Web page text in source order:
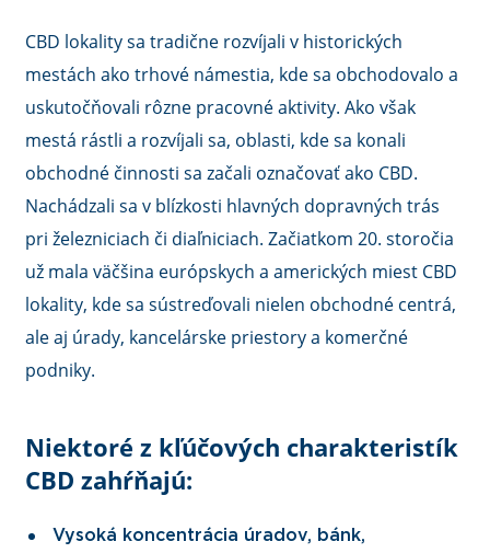
CBD lokality sa tradične rozvíjali v historických
mestách ako trhové námestia, kde sa obchodovalo a
uskutočňovali rôzne pracovné aktivity. Ako však
mestá rástli a rozvíjali sa, oblasti, kde sa konali
obchodné činnosti sa začali označovať ako CBD.
Nachádzali sa v blízkosti hlavných dopravných trás
pri železniciach či diaľniciach. Začiatkom 20. storočia
už mala väčšina európskych a amerických miest CBD
lokality, kde sa sústreďovali nielen obchodné centrá,
ale aj úrady, kancelárske priestory a komerčné
podniky.
Niektoré z kľúčových charakteristík
CBD zahŕňajú:
Vysoká koncentrácia úradov, bánk,